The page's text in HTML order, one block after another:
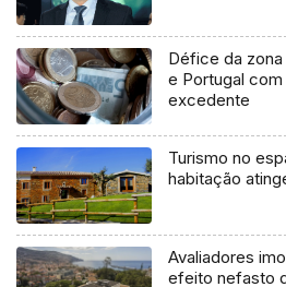
Défice da
e Portugal com
excedente
Turismo no
habitação
Avaliadores
efeito nefasto